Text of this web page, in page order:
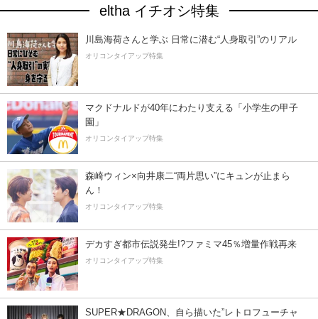
eltha イチオシ特集
川島海荷さんと学ぶ 日常に潜む“人身取引”のリアル
オリコンタイアップ特集
マクドナルドが40年にわたり支える「小学生の甲子
園」
オリコンタイアップ特集
森崎ウィン×向井康二“両片思い”にキュンが止まら
ん！
オリコンタイアップ特集
デカすぎ都市伝説発生!?ファミマ45％増量作戦再来
オリコンタイアップ特集
SUPER★DRAGON、自ら描いた”レトロフューチャ